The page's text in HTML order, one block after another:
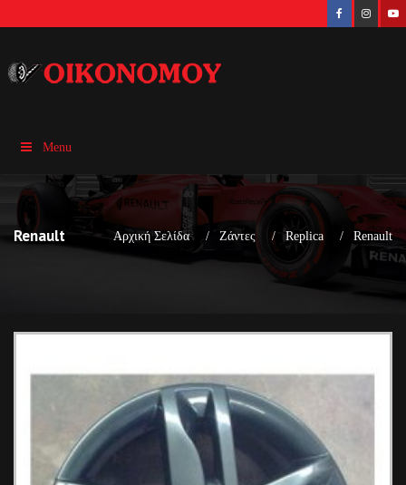
Menu
Renault Αρχική Σελίδα Ζάντες Replica Renault